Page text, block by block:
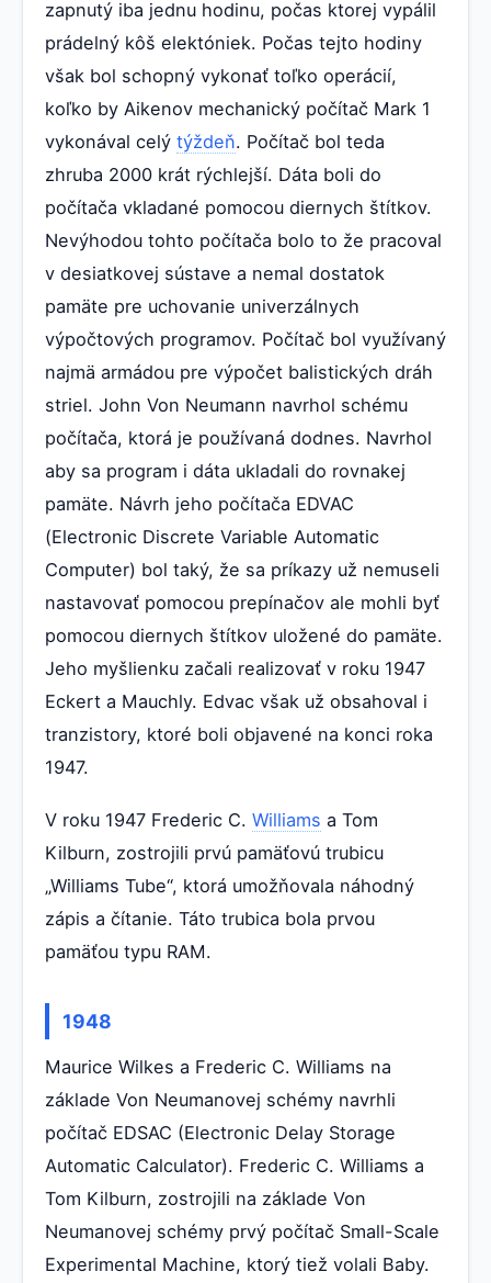
zapnutý iba jednu hodinu, počas ktorej vypálil
prádelný kôš elektóniek. Počas tejto hodiny
však bol schopný vykonať toľko operácií,
koľko by Aikenov mechanický počítač Mark 1
vykonával celý týždeň. Počítač bol teda
zhruba 2000 krát rýchlejší. Dáta boli do
počítača vkladané pomocou diernych štítkov.
Nevýhodou tohto počítača bolo to že pracoval
v desiatkovej sústave a nemal dostatok
pamäte pre uchovanie univerzálnych
výpočtových programov. Počítač bol využívaný
najmä armádou pre výpočet balistických dráh
striel. John Von Neumann navrhol schému
počítača, ktorá je používaná dodnes. Navrhol
aby sa program i dáta ukladali do rovnakej
pamäte. Návrh jeho počítača EDVAC
(Electronic Discrete Variable Automatic
Computer) bol taký, že sa príkazy už nemuseli
nastavovať pomocou prepínačov ale mohli byť
pomocou diernych štítkov uložené do pamäte.
Jeho myšlienku začali realizovať v roku 1947
Eckert a Mauchly. Edvac však už obsahoval i
tranzistory, ktoré boli objavené na konci roka
1947.
V roku 1947 Frederic C. Williams a Tom
Kilburn, zostrojili prvú pamäťovú trubicu
„Williams Tube“, ktorá umožňovala náhodný
zápis a čítanie. Táto trubica bola prvou
pamäťou typu RAM.
1948
Maurice Wilkes a Frederic C. Williams na
základe Von Neumanovej schémy navrhli
počítač EDSAC (Electronic Delay Storage
Automatic Calculator). Frederic C. Williams a
Tom Kilburn, zostrojili na základe Von
Neumanovej schémy prvý počítač Small-Scale
Experimental Machine, ktorý tiež volali Baby.